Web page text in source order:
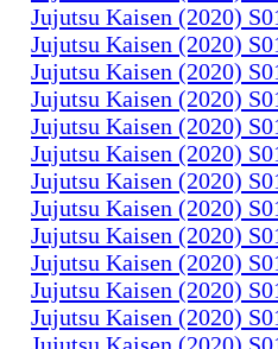
Jujutsu Kaisen (2020)
Jujutsu Kaisen (2020)
Jujutsu Kaisen (2020)
Jujutsu Kaisen (2020)
Jujutsu Kaisen (2020)
Jujutsu Kaisen (2020)
Jujutsu Kaisen (2020)
Jujutsu Kaisen (2020)
Jujutsu Kaisen (2020)
Jujutsu Kaisen (2020)
Jujutsu Kaisen (2020)
Jujutsu Kaisen (2020)